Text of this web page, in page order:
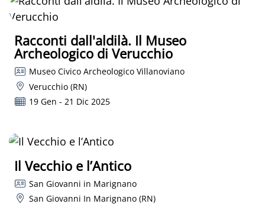
Racconti dall'aldilà. Il Museo
Archeologico di Verucchio
Museo Civico Archeologico Villanoviano
Verucchio (RN)
19 Gen - 21 Dic 2025
Il Vecchio e l’Antico
San Giovanni in Marignano
San Giovanni In Marignano (RN)